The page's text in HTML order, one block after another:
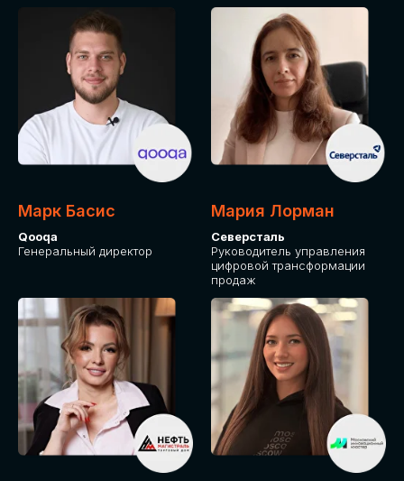
Марк Басис
Qooqa
Генеральный директор
Мария Лорман
Северсталь
Руководитель управления
цифровой трансформации
продаж
СРЕДИ ПАРТНЕРОВ
МЕРОПРИЯТИЯ
СТАНЬТЕ
ЭКСПОНЕНТОМ
IT Solutions for Business